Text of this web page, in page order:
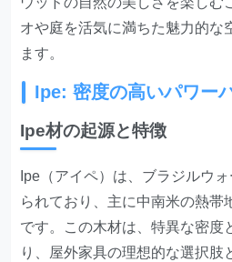
オや庭を活気に満ちた魅力的な
ます。
Ipe: 密度の高いパワー
Ipe材の起源と特徴
Ipe（アイペ）は、ブラジルウ
られており、主に中南米の熱帯
です。この木材は、特異な密度
り、屋外家具の理想的な選択肢